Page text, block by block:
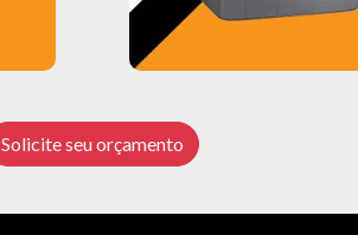
Solicite seu orçamento